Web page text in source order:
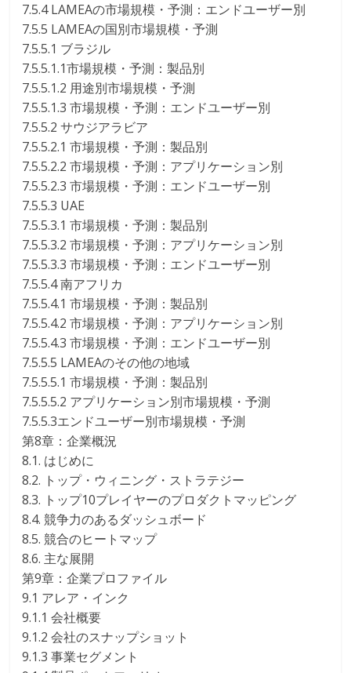
7.5.4 LAMEAの市場規模・予測：エンドユーザー別
7.5.5 LAMEAの国別市場規模・予測
7.5.5.1 ブラジル
7.5.5.1.1市場規模・予測：製品別
7.5.5.1.2 用途別市場規模・予測
7.5.5.1.3 市場規模・予測：エンドユーザー別
7.5.5.2 サウジアラビア
7.5.5.2.1 市場規模・予測：製品別
7.5.5.2.2 市場規模・予測：アプリケーション別
7.5.5.2.3 市場規模・予測：エンドユーザー別
7.5.5.3 UAE
7.5.5.3.1 市場規模・予測：製品別
7.5.5.3.2 市場規模・予測：アプリケーション別
7.5.5.3.3 市場規模・予測：エンドユーザー別
7.5.5.4 南アフリカ
7.5.5.4.1 市場規模・予測：製品別
7.5.5.4.2 市場規模・予測：アプリケーション別
7.5.5.4.3 市場規模・予測：エンドユーザー別
7.5.5.5 LAMEAのその他の地域
7.5.5.5.1 市場規模・予測：製品別
7.5.5.5.2 アプリケーション別市場規模・予測
7.5.5.3エンドユーザー別市場規模・予測
第8章：企業概況
8.1. はじめに
8.2. トップ・ウィニング・ストラテジー
8.3. トップ10プレイヤーのプロダクトマッピング
8.4. 競争力のあるダッシュボード
8.5. 競合のヒートマップ
8.6. 主な展開
第9章：企業プロファイル
9.1 アレア・インク
9.1.1 会社概要
9.1.2 会社のスナップショット
9.1.3 事業セグメント